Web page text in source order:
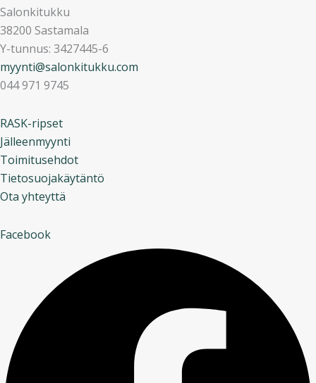
Salonkitukku
38200 Sastamala
Y-tunnus: 3427445-6
myynti@salonkitukku.com
044 971 9745
RASK-ripset
Jälleenmyynti
Toimitusehdot
Tietosuojakäytäntö
Ota yhteyttä
Facebook